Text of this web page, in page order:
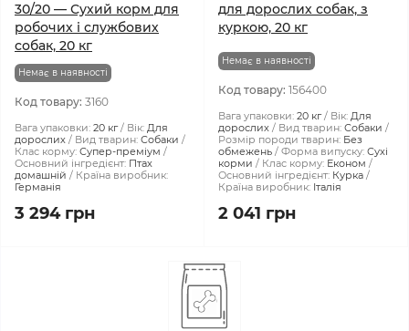
30/20 — Сухий корм для
робочих і службових
собак, 20 кг
Немає в наявності
Код товару: 3160
Вага упаковки: 20 кг Вік: Для
дорослих
Вид тварин: Собаки
Клас корму: Супер-преміум
Основний інгредієнт: Птах
домашній
Країна виробник:
Германія
3 294 грн
для дорослих собак, з
куркою, 20 кг
Немає в наявності
Код товару: 156400
Вага упаковки: 20 кг Вік: Для
дорослих
Вид тварин: Собаки
Розмір породи тварин: Без
обмежень
Форма випуску: Сухі
корми
Клас корму: Економ
Основний інгредієнт: Курка
Країна виробник: Італія
2 041 грн